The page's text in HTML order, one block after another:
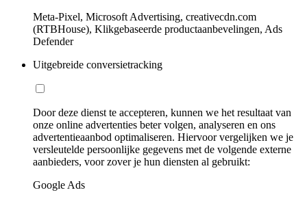
Meta-Pixel, Microsoft Advertising, creativecdn.com
(RTBHouse), Klikgebaseerde productaanbevelingen, Ads
Defender
Uitgebreide conversietracking
Door deze dienst te accepteren, kunnen we het resultaat van
onze online advertenties beter volgen, analyseren en ons
advertentieaanbod optimaliseren. Hiervoor vergelijken we je
versleutelde persoonlijke gegevens met de volgende externe
aanbieders, voor zover je hun diensten al gebruikt:
Google Ads